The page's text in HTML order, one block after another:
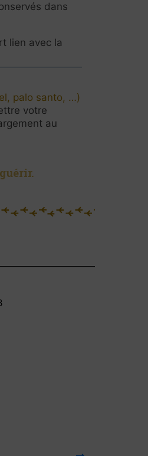
dans
lien avec la
palo santo, …)
votre
au